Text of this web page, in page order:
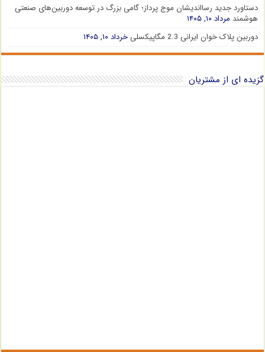
دستاورد جدید رسااندیشان موج پرداز؛ گامی بزرگ در توسعه دوربین‌های صنعتی
هوشمند مرداد ۱۰, ۱۴۰۵
دوربین پلاک خوان ایرانی 2.3 مگاپیکسلی
خرداد ۱۰, ۱۴۰۵
گزیده ای از مشتریان